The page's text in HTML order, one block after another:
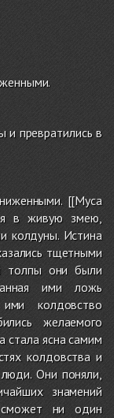
превратились в
[[Муса
в живую змею,
колдуны. Истина
тщетными
толпы они были
ими ложь
колдовство
желаемого
стала ясна самим
колдовства и
Они поняли,
знамений
сможет ни один